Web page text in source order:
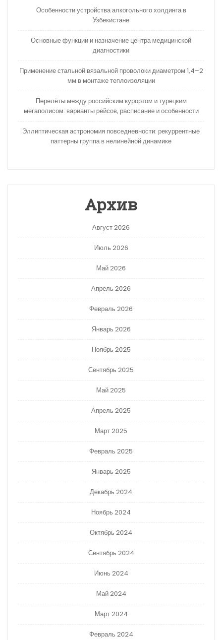
Особенности устройства алкогольного холдинга в
Узбекистане
Основные функции и назначение центра медицинской
диагностики
Применение стальной вязальной проволоки диаметром 1,4–2
мм в монтаже теплоизоляции
Перелёты между российским курортом и турецким
мегаполисом: варианты рейсов, расписание и особенности
Эллиптическая астрономия повседневности: рекуррентные
паттерны группа в нелинейной динамике
Архив
Август 2026
Июль 2026
Май 2026
Апрель 2026
Февраль 2026
Январь 2026
Ноябрь 2025
Сентябрь 2025
Май 2025
Апрель 2025
Март 2025
Февраль 2025
Январь 2025
Декабрь 2024
Ноябрь 2024
Октябрь 2024
Сентябрь 2024
Июнь 2024
Май 2024
Март 2024
Февраль 2024